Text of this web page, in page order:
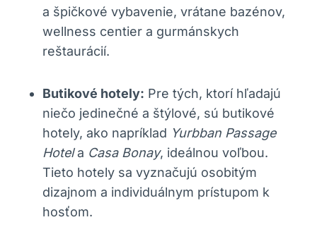
a špičkové vybavenie, vrátane bazénov,
wellness centier a gurmánskych
reštaurácií.
Butikové hotely: Pre tých, ktorí hľadajú
niečo jedinečné a štýlové, sú butikové
hotely, ako napríklad Yurbban Passage
Hotela Casa Bonay, ideálnou voľbou.
Tieto hotely sa vyznačujú osobitým
dizajnom a individuálnym prístupom k
hosťom.